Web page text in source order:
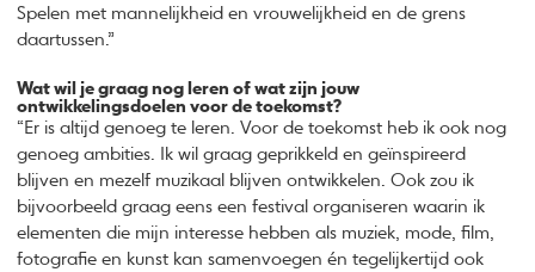
Spelen met mannelijkheid en vrouwelijkheid en de grens
daartussen.”
Wat wil je graag nog leren of wat zijn jouw
ontwikkelingsdoelen voor de toekomst?
“Er is altijd genoeg te leren. Voor de toekomst heb ik ook nog
genoeg ambities. Ik wil graag geprikkeld en geïnspireerd
blijven en mezelf muzikaal blijven ontwikkelen. Ook zou ik
bijvoorbeeld graag eens een festival organiseren waarin ik
elementen die mijn interesse hebben als muziek, mode, film,
fotografie en kunst kan samenvoegen én tegelijkertijd ook